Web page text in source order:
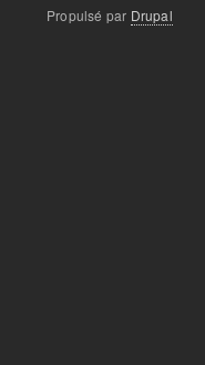
Propulsé par Drupal